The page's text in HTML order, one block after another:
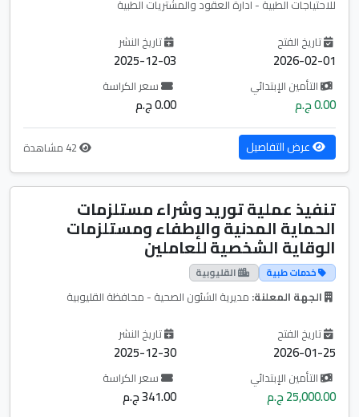
للاحتياجات الطبية - ادارة العقود والمشتريات الطبية
تاريخ الفتح
2026-02-01
تاريخ النشر
2025-12-03
التأمين الإبتدائي
0.00 ج.م
سعر الكراسة
0.00 ج.م
عرض التفاصيل
تنفيذ عملية توريد وشراء مستلزمات
الحماية المدنية والإطفاء ومستلزمات
الوقاية الشخصية للعاملين
خدمات طبية القليوبية
الجهة المعلنة: مديرية الشئون الصحية - محافظة القليوبية
تاريخ الفتح
2026-01-25
تاريخ النشر
2025-12-30
التأمين الإبتدائي
25,000.00 ج.م
سعر الكراسة
341.00 ج.م